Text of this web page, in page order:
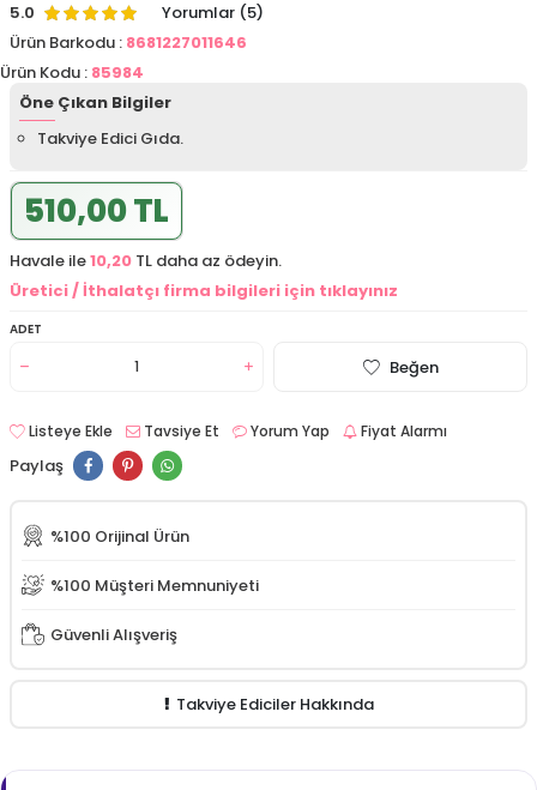
5.0
Yorumlar (5)
Ürün Barkodu : 8681227011646
Ürün Kodu : 85984
Öne Çıkan Bilgiler
Takviye Edici Gıda.
510,00 TL
Havale ile10,20 TL daha az ödeyin.
Üretici / İthalatçı firma bilgileri için tıklayınız
ADET
Beğen
Listeye Ekle Tavsiye Et Yorum Yap Fiyat Alarmı
Paylaş
%100 Orijinal Ürün
%100 Müşteri Memnuniyeti
Güvenli Alışveriş
Takviye Ediciler Hakkında